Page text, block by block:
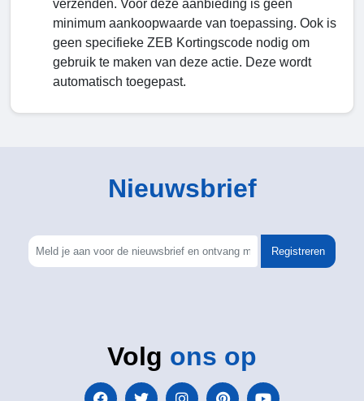
verzenden. Voor deze aanbieding is geen
minimum aankoopwaarde van toepassing. Ook is
geen specifieke ZEB Kortingscode nodig om
gebruik te maken van deze actie. Deze wordt
automatisch toegepast.
Nieuwsbrief
Registreren
Volg ons op